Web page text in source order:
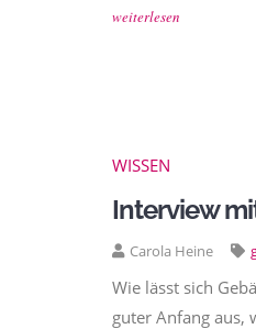
weiterlesen
WISSEN
Interview
Carola Heine
Wie lässt sich
guter Anfang aus,